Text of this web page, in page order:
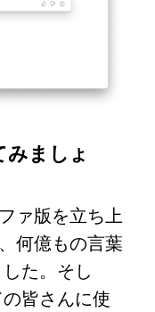
ましょ
ァ版を立ち上
何億もの言葉
た。そし
皆さんに使